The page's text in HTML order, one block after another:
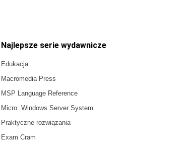
Najlepsze serie wydawnicze
Edukacja
Macromedia Press
MSP Language Reference
Micro. Windows Server System
Praktyczne rozwiązania
Exam Cram